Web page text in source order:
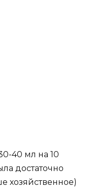
40 мл на 10
достаточно
хозяйственное)